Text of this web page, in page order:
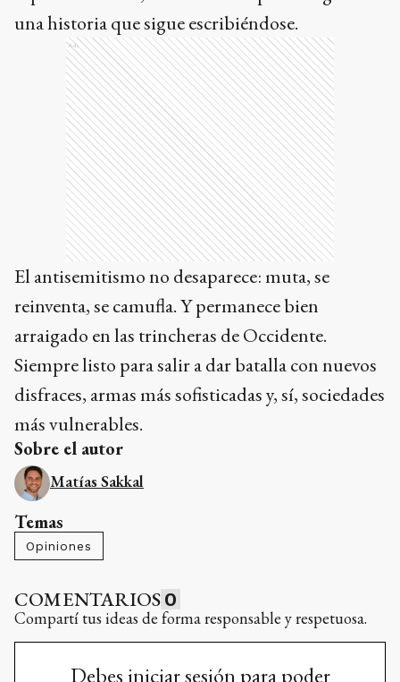
una historia que sigue escribiéndose.
Ads
El antisemitismo no desaparece: muta, se
reinventa, se camufla. Y permanece bien
arraigado en las trincheras de Occidente.
Siempre listo para salir a dar batalla con nuevos
disfraces, armas más sofisticadas y, sí, sociedades
más vulnerables.
Sobre el autor
Matías Sakkal
Temas
Opiniones
COMENTARIOS 0
Compartí tus ideas de forma responsable y respetuosa.
Debes iniciar sesión para poder